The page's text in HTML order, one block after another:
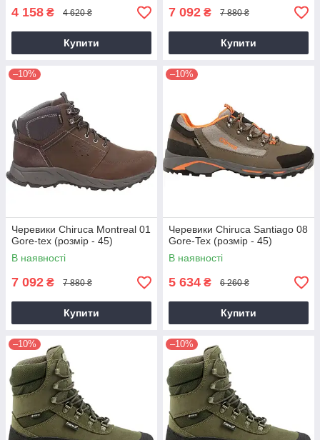
4 158 ₴ 4 620 ₴
Купити
7 092 ₴ 7 880 ₴
Купити
–10%
Черевики Chiruca Montreal 01
Gore-tex (розмір - 45)
В наявності
7 092 ₴ 7 880 ₴
Купити
–10%
Черевики Chiruca Santiago 08
Gore-Tex (розмір - 45)
В наявності
5 634 ₴ 6 260 ₴
Купити
–10% –10%